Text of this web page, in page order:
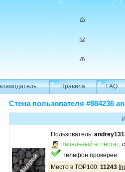
Правила FAQ
Стена пользователя #884236
Пользователь:
Начальный аттестат,
телефон проверен
Место в TOP100: 11243 [